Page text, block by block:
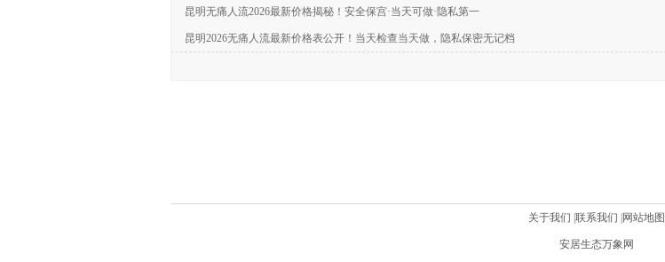
昆明无痛人流2026最新价格揭秘！安全保宫·当天可做·隐私第一
昆明2026无痛人流最新价格表公开！当天检查当天做，隐私保密无记档
关于我们 |联系我们 |网站地图
安居生态万象网